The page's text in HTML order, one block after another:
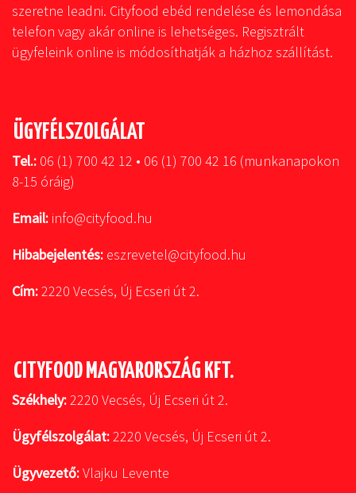
szeretne leadni. Cityfood ebéd rendelése és lemondása
telefon vagy akár online is lehetséges. Regisztrált
ügyfeleink online is módosíthatják a házhoz szállítást.
ÜGYFÉLSZOLGÁLAT
Tel.: 06 (1) 700 42 12 • 06 (1) 700 42 16 (munkanapokon
8-15 óráig)
Email: info@cityfood.hu
Hibabejelentés: eszrevetel@cityfood.hu
Cím:2220 Vecsés, Új Ecseri út 2.
CITYFOOD MAGYARORSZÁG KFT.
Székhely:2220 Vecsés, Új Ecseri út 2.
Ügyfélszolgálat:2220 Vecsés, Új Ecseri út 2.
Ügyvezető:Vlajku Levente